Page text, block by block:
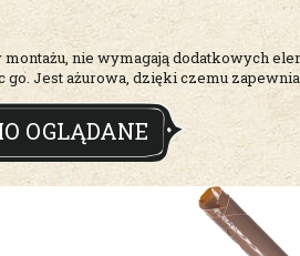
montażu, nie wymagają dodatkowych
go. Jest ażurowa, dzięki czemu
OGLĄDANE